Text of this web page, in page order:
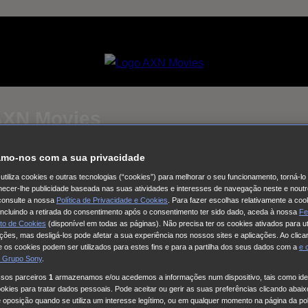
Movies
Selecciona um
Coleção de vídeos
- O Regresso Como Matar o Seu Marido The Other Bennet
- Talento no Feminino 24 Março Dia internacional da Açao
This City Is Ours Nine Bodies HUDSON & REX Cobra Kai
Long Bright River
Força de intervenção Viola Come Il Mare Frente a
Cinema com C Maiúsculo Frente a Frente Three Pines The
nos com a sua privacidade
cookies e outras tecnologias (“cookies”) para melhorar o seu funcionamento, torná-
lhe publicidade baseada nas suas atividades e interesses de navegação neste e
a nossa Política de Privacidade e Cookies . Para fazer escolhas relativamente a
a retirada do consentimento após o consentimento ter sido dado, aceda à nossa
de Cookies (disponível em todas as páginas). Não precisa ter os cookies ativados para
mas desligá-los pode afetar a sua experiência nos nossos sites e aplicações. Ao
os cookies podem ser utilizados para estes fins e para a partilha dos seus dados com a e
Sony.
parceiros 1 armazenamos e/ou acedemos a informações num dispositivo, tais como
para tratar dados pessoais. Pode aceitar ou gerir as suas preferências clicando
oposição quando se utiliza um interesse legítimo, ou em qualquer momento na página da